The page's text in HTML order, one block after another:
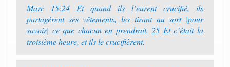
Marc 15:24 Et quand ils l’eurent crucifié, ils
partagèrent ses vêtements, les tirant au sort |pour
savoir| ce que chacun en prendrait. 25 Et c’était la
troisième heure, et ils le crucifièrent.